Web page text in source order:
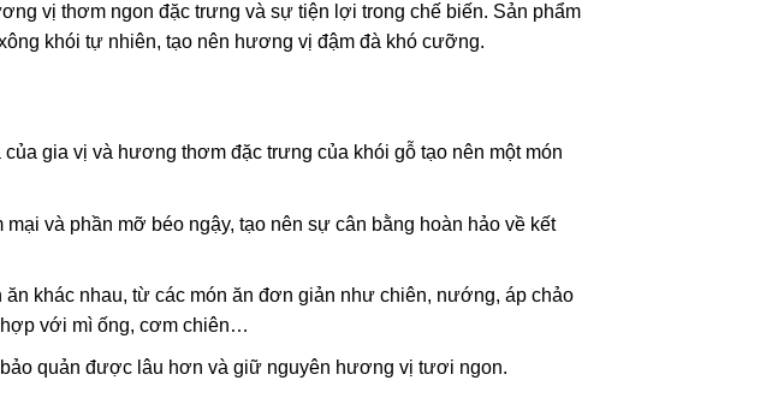
vị thơm ngon đặc trưng và sự tiện lợi trong chế biến. Sản phẩm
khói tự nhiên, tạo nên hương vị đậm đà khó cưỡng.
gia vị và hương thơm đặc trưng của khói gỗ tạo nên một món
và phần mỡ béo ngậy, tạo nên sự cân bằng hoàn hảo về kết
khác nhau, từ các món ăn đơn giản như chiên, nướng, áp chảo
hợp với mì ống, cơm chiên…
quản được lâu hơn và giữ nguyên hương vị tươi ngon.